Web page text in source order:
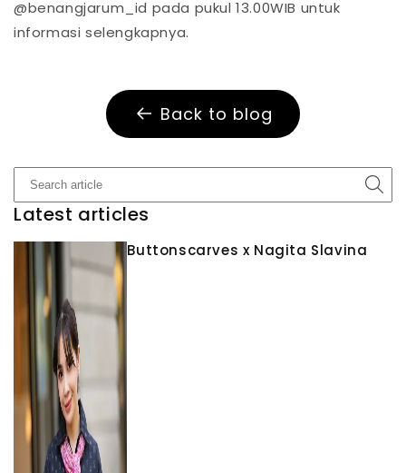
@benangjarum_id pada pukul 13.00WIB untuk
informasi selengkapnya.
Back to blog
Latest articles
Buttonscarves x Nagita Slavina